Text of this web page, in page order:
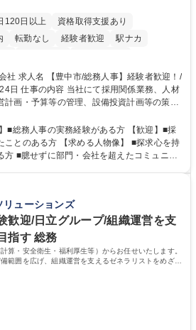
120日以上
資格取得支援あり
転勤なし 経験者歓迎
駅ナカ
昼食補助あり 食事補助あり
歓迎！/
務、人材
計画・予算等の管理、設備投資計画等の策
営等、経営の根幹となる幅広い総務人事業
業務および
■中期経営計画および予算等の管理 ■設備
会議の運営 ■その他総務人事業務全般 【入
神HDグループ/年休124日
■総務人事の実務経験がある方 【歓迎】■採
る人物像】 ■探求心を持
方 ■臆せずに部門・会社を超えたコミュニケ
性を持って能動的に業務を推進できる方 学
専 短大 専修学校 高校 語学力： 資格：
リューションズ
歓迎/日立グループ/組織運営を支
指す 総務
算・安全衛生・福利厚生等）からお任せいたします。
範囲を広げ、組織運営を支えるゼネラリストをめざせ